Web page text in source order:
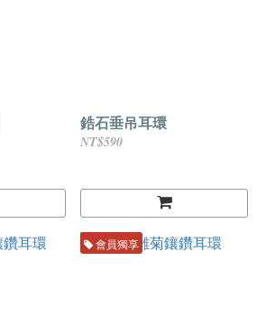
鋯石垂吊耳環
NT$590
會員獨享